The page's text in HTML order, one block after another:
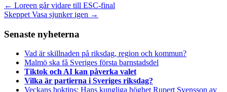
← Loreen går vidare till ESC-final
Skeppet Vasa sjunker igen →
Senaste nyheterna
Vad är skillnaden på riksdag, region och kommun?
Malmö ska få Sveriges första barnstadsdel
Tiktok och AI kan påverka valet
Vilka är partierna i Sveriges riksdag?
Veckans boktips: Hans kungliga höghet Rupert Svensson av